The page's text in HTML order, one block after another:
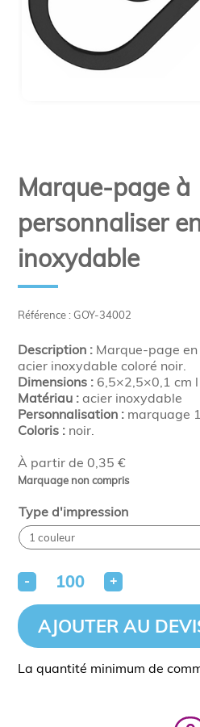
Référence : GOY-34002
À partir de 0,35 €
Marquage non compris
Marque-page à
personnaliser
inoxydable
Description : Marque-page
acier inoxydable coloré noir.
Dimensions : 6,5×2,5×0,1 cm
Matériau : acier inoxydable
Personnalisation : marquage
Coloris : noir.
Type d'impression
- +
AJOUTER AU
La quantité minimum de